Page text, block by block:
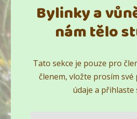
Bylinky a
nám tělo
Tato sekce je pouze pro
členem, vložte prosím své
údaje a přihlaste